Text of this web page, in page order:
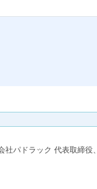
パドラック 代表取締役、